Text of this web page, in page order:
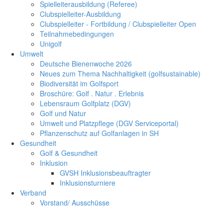
Spielleiterausbildung (Referee)
Clubspielleiter-Ausbildung
Clubspielleiter - Fortbildung / Clubspielleiter Open
Teilnahmebedingungen
Unigolf
Umwelt
Deutsche Bienenwoche 2026
Neues zum Thema Nachhaltigkeit (golfsustainable)
Biodiversität im Golfsport
Broschüre: Golf . Natur . Erlebnis
Lebensraum Golfplatz (DGV)
Golf und Natur
Umwelt und Platzpflege (DGV Serviceportal)
Pflanzenschutz auf Golfanlagen in SH
Gesundheit
Golf & Gesundheit
Inklusion
GVSH Inklusionsbeauftragter
Inklusionsturniere
Verband
Vorstand/ Ausschüsse